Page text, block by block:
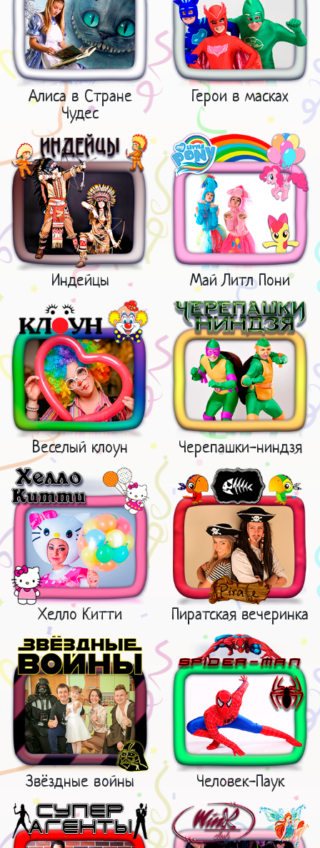
Алиса в Стране
Чудес
Герои в масках
Индейцы Май Литл Пони
Веселый клоун Черепашки-ниндзя
Хелло Китти Пиратская вечеринка
Звёздные войны Человек-Паук